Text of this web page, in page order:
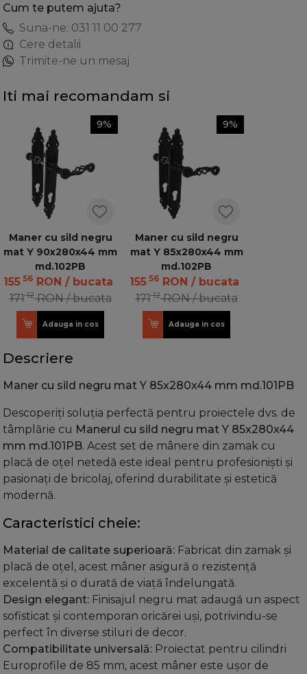
Cum te putem ajuta?
Suna-ne: 031 11 00 277
Cere detalii
Trimite-ne un mesaj
Iti mai recomandam si
9%
Maner cu sild negru
mat Y 90x280x44 mm
md.102PB
155 56 RON / bucata
17112 RON / bucata
Adauga in cos
9%
Maner cu sild negru
mat Y 85x280x44 mm
md.102PB
155 56 RON / bucata
17112 RON / bucata
Adauga in cos
Descriere
Maner cu sild negru mat Y 85x280x44 mm md.101PB
Descoperiți soluția perfectă pentru proiectele dvs. de
tâmplărie cu Manerul cu sild negru mat Y 85x280x44
mm md.101PB. Acest set de mânere din zamak cu
placă de oțel netedă este ideal pentru profesioniști și
pasionați de bricolaj, oferind durabilitate și estetică
modernă.
Caracteristici cheie:
Material de calitate superioară: Fabricat din zamak și
placă de oțel, acest mâner asigură o rezistență
excelentă și o durată de viață îndelungată.
Design elegant: Finisajul negru mat adaugă un aspect
sofisticat și contemporan oricărei uși, potrivindu-se
perfect în diverse stiluri de decor.
Compatibilitate universală: Proiectat pentru cilindri
Europrofile de 85 mm, acest mâner este ușor de